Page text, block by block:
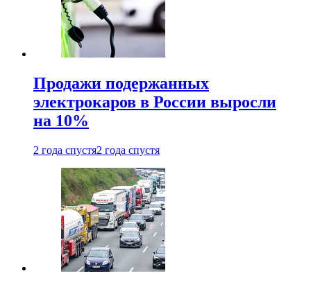
Продажи подержанных
электрокаров в России выросли
на 10%
2 года спустя2 года спустя